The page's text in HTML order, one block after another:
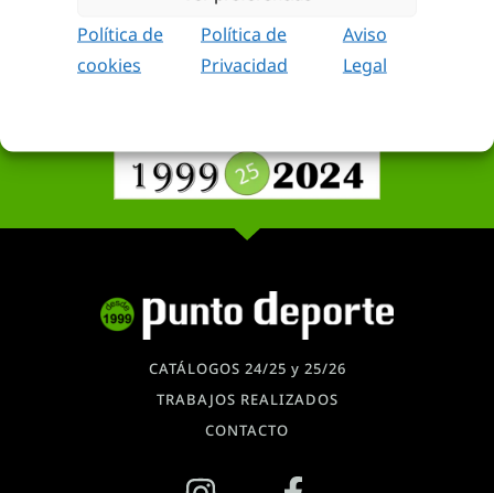
Política de
cookies
Política de
Privacidad
Aviso
Legal
Asesoramiento personalizado para lograr un
CATÁLOGOS 24/25 y 25/26
TRABAJOS REALIZADOS
CONTACTO